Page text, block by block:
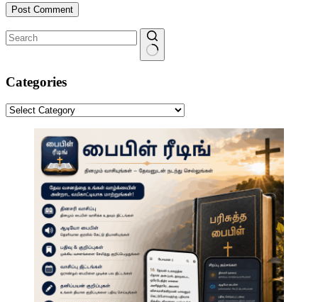
Post Comment
results
Categories
Categories